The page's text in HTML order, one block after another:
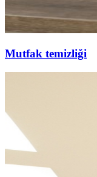
Mutfak temizliği